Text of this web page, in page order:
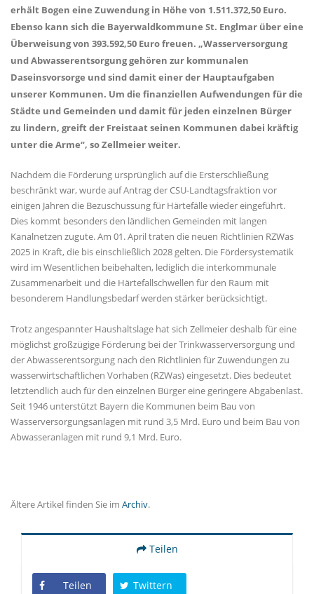
erhält Bogen eine Zuwendung in Höhe von 1.511.372,50 Euro.
Ebenso kann sich die Bayerwaldkommune St. Englmar über eine
Überweisung von 393.592,50 Euro freuen. „Wasserversorgung
und Abwasserentsorgung gehören zur kommunalen
Daseinsvorsorge und sind damit einer der Hauptaufgaben
unserer Kommunen. Um die finanziellen Aufwendungen für die
Städte und Gemeinden und damit für jeden einzelnen Bürger
zu lindern, greift der Freistaat seinen Kommunen dabei kräftig
unter die Arme“, so Zellmeier weiter.
Nachdem die Förderung ursprünglich auf die Ersterschließung
beschränkt war, wurde auf Antrag der CSU-Landtagsfraktion vor
einigen Jahren die Bezuschussung für Härtefälle wieder eingeführt.
Dies kommt besonders den ländlichen Gemeinden mit langen
Kanalnetzen zugute. Am 01. April traten die neuen Richtlinien RZWas
2025 in Kraft, die bis einschließlich 2028 gelten. Die Fördersystematik
wird im Wesentlichen beibehalten, lediglich die interkommunale
Zusammenarbeit und die Härtefallschwellen für den Raum mit
besonderem Handlungsbedarf werden stärker berücksichtigt.
Trotz angespannter Haushaltslage hat sich Zellmeier deshalb für eine
möglichst großzügige Förderung bei der Trinkwasserversorgung und
der Abwasserentsorgung nach den Richtlinien für Zuwendungen zu
wasserwirtschaftlichen Vorhaben (RZWas) eingesetzt. Dies bedeutet
letztendlich auch für den einzelnen Bürger eine geringere Abgabenlast.
Seit 1946 unterstützt Bayern die Kommunen beim Bau von
Wasserversorgungsanlagen mit rund 3,5 Mrd. Euro und beim Bau von
Abwasseranlagen mit rund 9,1 Mrd. Euro.
Ältere Artikel finden Sie im Archiv.
Teilen
Teilen Twittern